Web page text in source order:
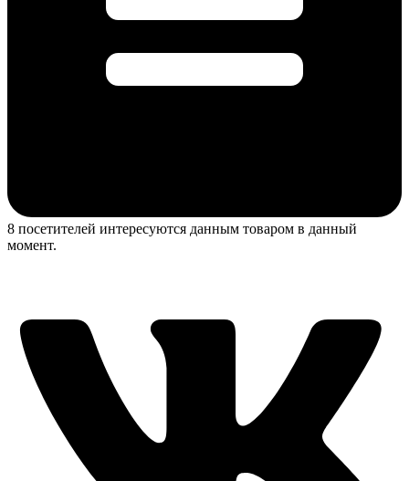
8 посетителей интересуются данным товаром в данный
момент.